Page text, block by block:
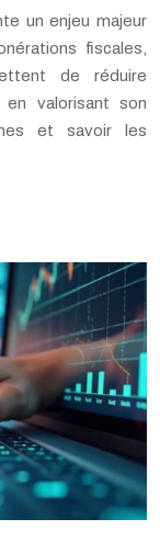
un enjeu majeur
fiscales,
de réduire
valorisant son
et savoir les